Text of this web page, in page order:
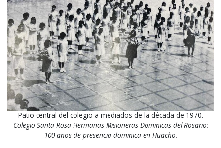
Patio central del colegio a mediados de la década de 1970.
Colegio Santa Rosa Hermanas Misioneras Dominicas del Rosario:
100 años de presencia dominica en Huacho.